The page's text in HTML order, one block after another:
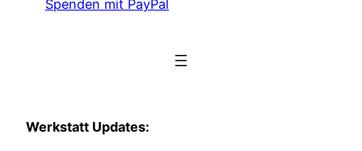
Spenden mit PayPal
Werkstatt Updates: